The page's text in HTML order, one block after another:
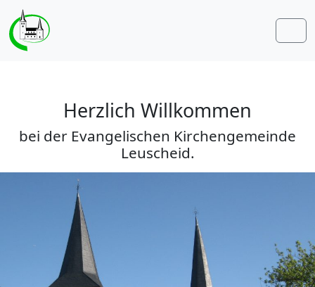
Weiter zum Inhalt
Weiter zum Fuß der Seite
Herzlich Willkommen
bei der Evangelischen Kirchengemeinde
Leuscheid.